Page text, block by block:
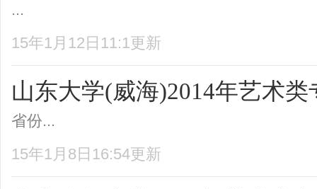
...
15年1月12日11:1更新
山东大学(威海)2014年艺术
省份...
15年1月8日16:54更新